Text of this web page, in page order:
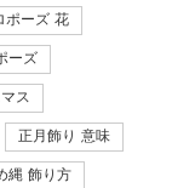
ポーズ 花
ーズ
ス
正月飾り 意味
縄 飾り方